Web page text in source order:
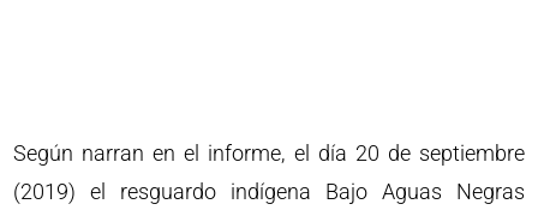
Según narran en el informe, el día 20 de septiembre
(2019) el resguardo indígena Bajo Aguas Negras